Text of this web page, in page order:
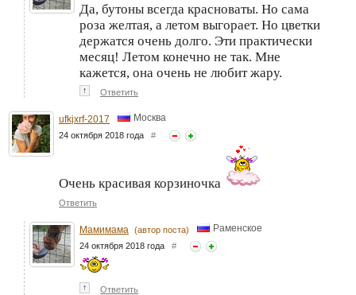
Да, бутоны всегда красноваты. Но сама
роза желтая, а летом выгорает. Но цветки
держатся очень долго. Эти практически
месяц! Летом конечно не так. Мне
кажется, она очень не любит жару.
↑ Ответить
ufkjxrf-2017 Москва
24 октября 2018 года #
Очень красивая корзиночка
Ответить
Мамимама (автор поста) Раменское
24 октября 2018 года #
↑ Ответить